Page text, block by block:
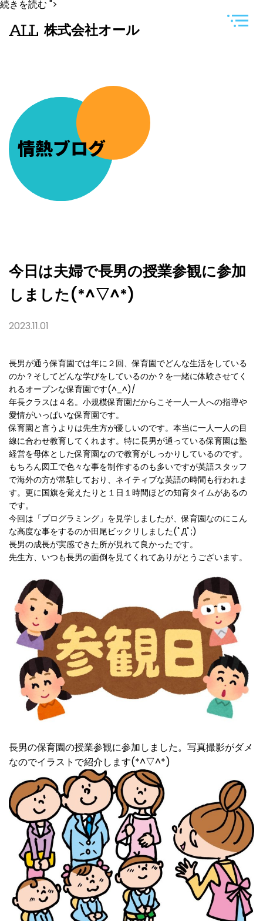
続きを読む 今
は
夫
業
加
し
(*^▽^*)
">
株式会社オール
情熱ブログ
今日は夫婦で長男の授業参観に参加
しました(*^▽^*)
2023.11.01
長男が通う保育園では年に２回、保育園でどんな生活をしている
のか？そしてどんな学びをしているのか？を一緒に体験させてく
れるオープンな保育園です(^_^)/
年長クラスは４名。小規模保育園だからこそ一人一人への指導や
愛情がいっぱいな保育園です。
保育園と言うよりは先生方が優しいのです。本当に一人一人の目
線に合わせ教育してくれます。特に長男が通っている保育園は塾
経営を母体とした保育園なので教育がしっかりしているのです。
もちろん図工で色々な事を制作するのも多いですが英語スタッフ
で海外の方が常駐しており、ネイティブな英語の時間も行われま
す。更に国旗を覚えたりと１日１時間ほどの知育タイムがあるの
です。
今回は「プログラミング」を見学しましたが、保育園なのにこん
な高度な事をするのか田尾ビックリしました(ﾟДﾟ;)
長男の成長が実感できた所が見れて良かったです。
先生方、いつも長男の面倒を見てくれてありがとうございます。
長男の保育園の授業参観に参加しました。写真撮影がダメ
なのでイラストで紹介します(*^▽^*)